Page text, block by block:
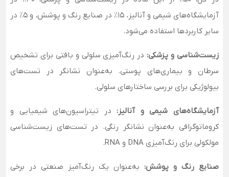
آزمایشگاه‌های شیمی و آنالیز، 15٪ در صنایع رنگ و پوشش، و 5٪ در
سایر کاربردها استفاده می‌شود.
زیست‌شناسی و پزشکی: در رنگ‌آمیزی سلولی و بافتی برای تشخیص
سرطان و بیماری‌های پوستی. به‌عنوان نشانگر در تست‌های
بیولوژیکی برای بررسی ساختارهای سلولی.
آزمایشگاه‌های شیمی و آنالیز: در تیتراسیون‌های شیمیایی و
کروماتوگرافی به‌عنوان نشانگر رنگی. در تست‌های زیست‌شناسی
مولکولی برای رنگ‌آمیزی DNA و RNA.
صنایع رنگ و پوشش: به‌عنوان یک رنگ‌آمیز صنعتی در برخی